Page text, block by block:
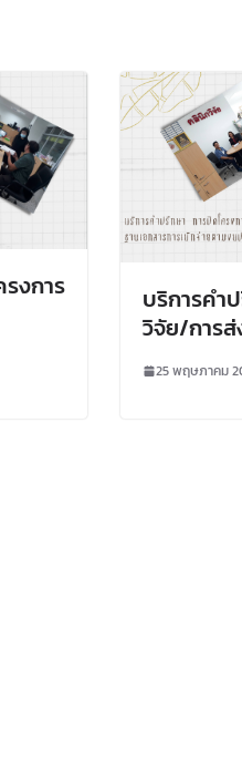
วิจัย/การส่
เบิกจ่ายต